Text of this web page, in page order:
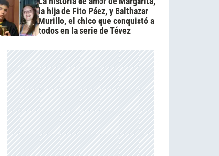
la hija de Fito Páez, y Balthazar
Murillo, el chico que conquistó a
todos en la serie de Tévez